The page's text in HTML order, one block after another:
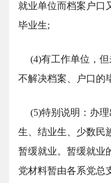
就业单位而档案户口
毕业生;
(4)有工作单位，
不解决档案、户口的
(5)特别说明：办
生、结业生、少数民
暂缓就业。暂缓就业
党材料暂由各系党总